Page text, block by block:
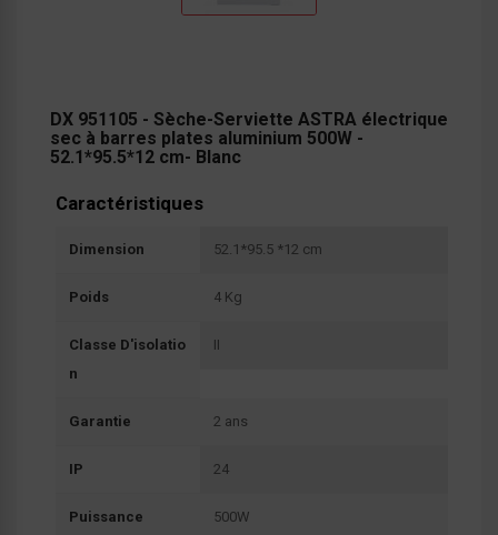
DX 951105 - Sèche-Serviette ASTRA électrique
sec à barres plates aluminium 500W -
52.1*95.5*12 cm- Blanc
Caractéristiques
Dimension 52.1*95.5 *12 cm
Poids 4 Kg
Classe D'isolatio
N
II
Garantie 2 ans
IP 24
Puissance 500W